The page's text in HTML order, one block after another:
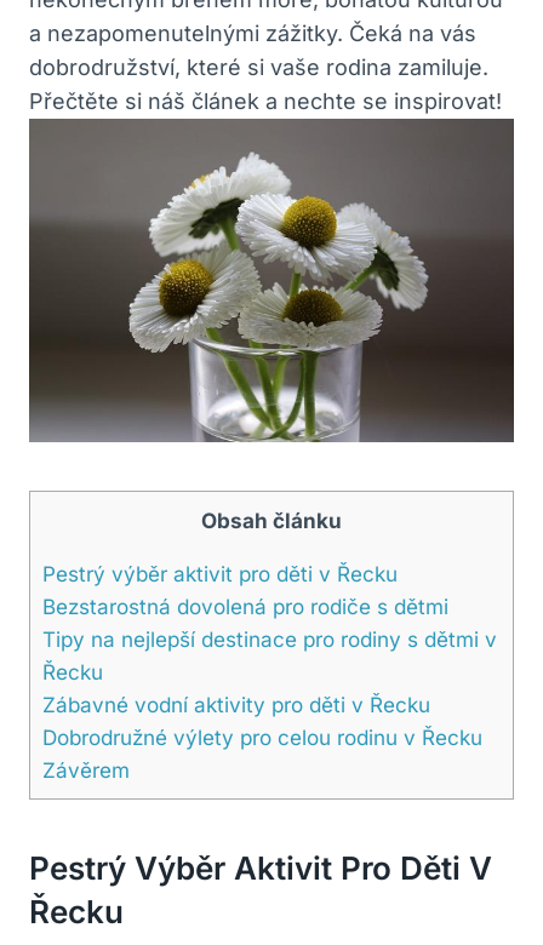
a nezapomenutelnými zážitky. Čeká na vás
dobrodružství, které si vaše rodina zamiluje.
Přečtěte si náš článek a nechte se inspirovat!
Obsah článku
Pestrý výběr aktivit pro děti v Řecku
Bezstarostná dovolená pro rodiče s dětmi
Tipy na nejlepší destinace pro rodiny s dětmi v
Řecku
Zábavné vodní aktivity pro děti v Řecku
Dobrodružné výlety pro celou rodinu v Řecku
Závěrem
Pestrý Výběr Aktivit Pro Děti V
Řecku